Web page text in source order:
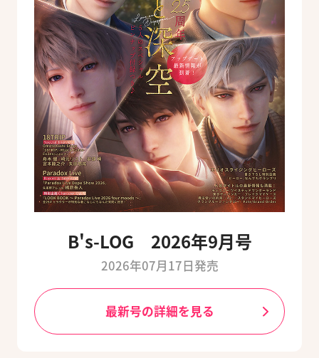
B's-LOG 2026年9月号
2026年07月17日発売
最新号の詳細を見る